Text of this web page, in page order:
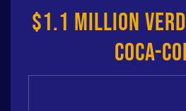
$1.1 Million
Coca-